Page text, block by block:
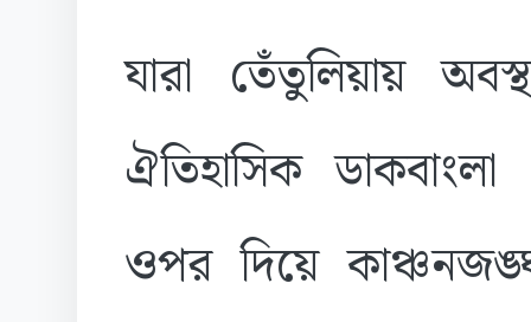
যারা তেঁতুলিয়ায়
ঐতিহাসিক ডাকবাংলা
ওপর দিয়ে